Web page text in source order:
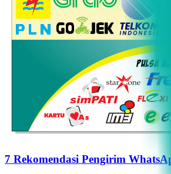
7 Rekomendasi Pengirim